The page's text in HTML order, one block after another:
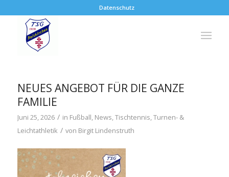
Datenschutz
NEUES ANGEBOT FÜR DIE GANZE
FAMILIE
Juni 25, 2026 / in Fußball, News,Tischtennis,Turnen- &
Leichtathletik / von Birgit Lindenstruth